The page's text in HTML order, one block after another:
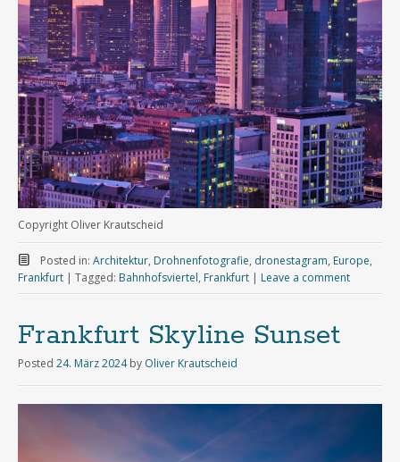
Copyright Oliver Krautscheid
Posted in: Architektur, Drohnenfotografie, dronestagram, Europe,
Frankfurt | Tagged: Bahnhofsviertel, Frankfurt | Leave a comment
Frankfurt Skyline Sunset
Posted 24. März 2024 by Oliver Krautscheid